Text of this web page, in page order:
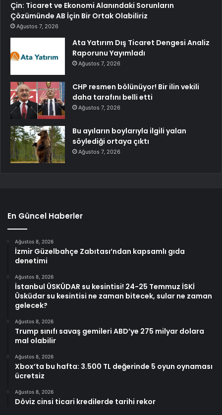
Çin: Ticaret ve Ekonomi Alanındaki Sorunların
Çözümünde AB İçin Bir Ortak Olabiliriz
Ağustos 7, 2026
Ata Yatırım Dış Ticaret Dengesi Analiz
Raporunu Yayımladı
Ağustos 7, 2026
CHP resmen bölünüyor! Bir ilin vekili
daha tarafını belli etti
Ağustos 7, 2026
Bu ayıların boylarıyla ilgili yalan
söylediği ortaya çıktı
Ağustos 7, 2026
En Güncel Haberler
Ağustos 8, 2026
İzmir Güzelbahçe Zabıtası’ndan kapsamlı gıda
denetimi
Ağustos 8, 2026
İstanbul ÜSKÜDAR su kesintisi! 24-25 Temmuz İSKİ
Üsküdar su kesintisi ne zaman bitecek, sular ne zaman
gelecek?
Ağustos 8, 2026
Trump sınıfı savaş gemileri ABD’ye 275 milyar dolara
mal olabilir
Ağustos 8, 2026
Xbox’ta bu hafta: 3.500 TL değerinde 5 oyun oynaması
ücretsiz
Ağustos 8, 2026
Döviz cinsi ticari kredilerde tarihi rekor